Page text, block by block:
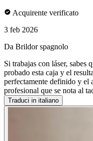
Acquirente verificato
3 feb 2026
Da Brildor spagnolo
Si trabajas con láser, sabes
probado esta caja y el
perfectamente definido y el
profesional que se nota al
Traduci in italiano